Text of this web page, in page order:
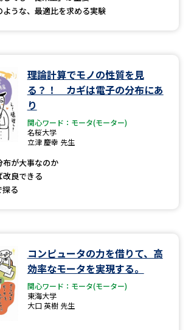
ような、最適比を求める実験
理論計算でモノの性質を見
る？！ カギは電子の分布にあ
り
関心ワード：モータ(モーター)
名桜大学
立津 慶幸 先生
布が大事なのか
改良できる
探る
コンピュータの力を借りて、高
効率なモータを実現する。
関心ワード：モータ(モーター)
東海大学
大口 英樹 先生